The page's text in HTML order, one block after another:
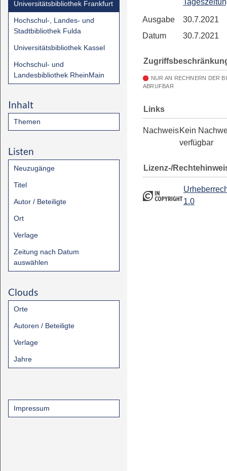
Universitätsbibliothek Frankfurt
Hochschul-, Landes- und
Stadtbibliothek Fulda
Universitätsbibliothek Kassel
Hochschul- und
Landesbibliothek RheinMain
Inhalt
Themen
Listen
Neuzugänge
Titel
Autor / Beteiligte
Ort
Verlage
Zeitung nach Datum
auswählen
Clouds
Orte
Autoren / Beteiligte
Verlage
Jahre
Impressum
Ausgabe
30.7.2021
Datum
30.7.2021
NUR AN RECHNERN DER
ABRUFBAR
Links
NachweisKein
verfügbar
Lizenz-/
1.0